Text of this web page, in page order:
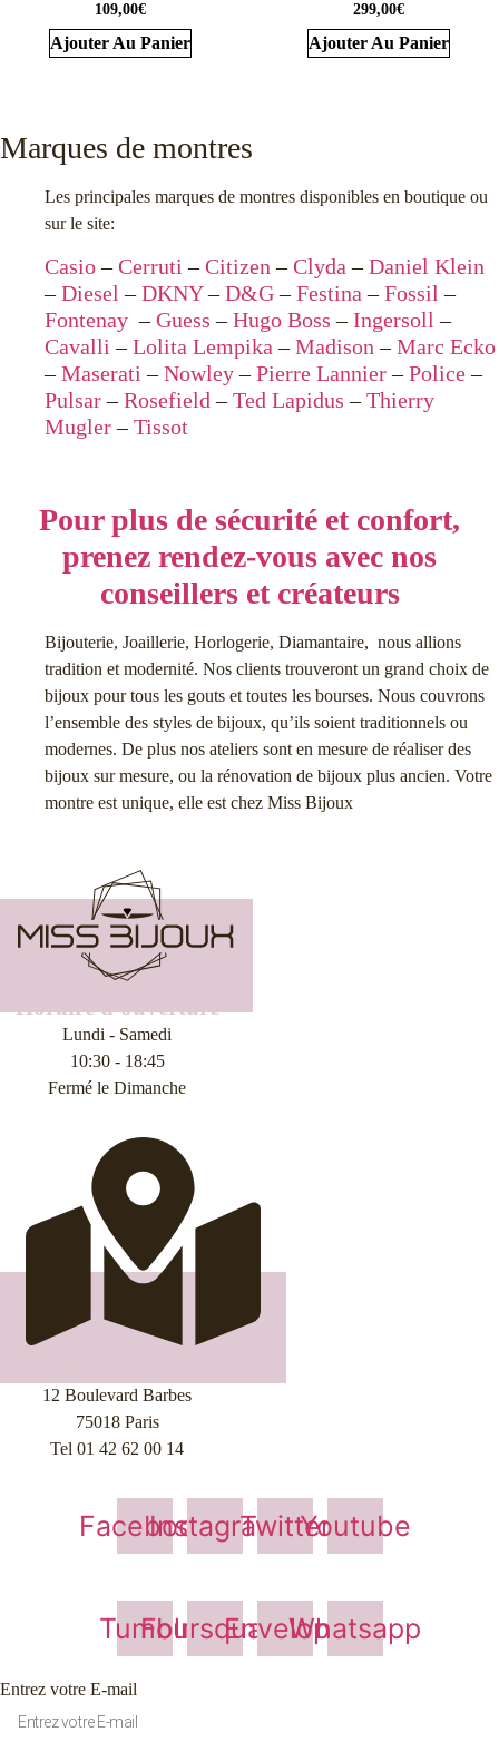
109,00€
Ajouter Au Panier
299,00€
Ajouter Au Panier
Marques de montres
Les principales marques de montres disponibles en boutique ou
sur le site:
Casio–Cerruti –Citizen –Clyda –Daniel Klein
–Diesel –DKNY–D&G–Festina –Fossil –
Fontenay –Guess –Hugo Boss –Ingersoll –
Cavalli –Lolita Lempika –Madison –Marc Ecko
–Maserati –Nowley–Pierre Lannier–Police–
Pulsar–Rosefield –Ted Lapidus –Thierry
Mugler–Tissot
Pour plus de sécurité et confort,
prenez rendez-vous avec nos
conseillers et créateurs
Bijouterie, Joaillerie, Horlogerie, Diamantaire, nous allions
tradition et modernité. Nos clients trouveront un grand choix de
bijoux pour tous les gouts et toutes les bourses. Nous couvrons
l’ensemble des styles de bijoux, qu’ils soient traditionnels ou
modernes. De plus nos ateliers sont en mesure de réaliser des
bijoux sur mesure, ou la rénovation de bijoux plus ancien. Votre
montre est unique, elle est chez Miss Bijoux
Horaire d'ouverture
Lundi - Samedi
10:30 - 18:45
Fermé le Dimanche
12 Boulevard Barbes
75018 Paris
Tel 01 42 62 00 14
FacebookInstagramTwitterYoutube
Tumblr
Foursquare
EnvelopeWhatsapp
Entrez votre E-mail